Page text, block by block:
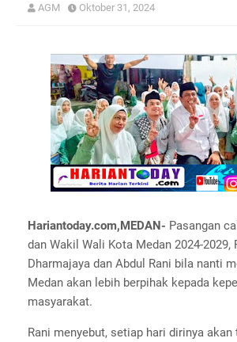
AGM Oktober 31, 2024
Hariantoday.com,MEDAN- Pasangan
dan Wakil Wali Kota Medan 2024-2029,
Dharmajaya dan Abdul Rani bila nanti
Medan akan lebih berpihak kepada
masyarakat.
Rani menyebut, setiap hari dirinya akan